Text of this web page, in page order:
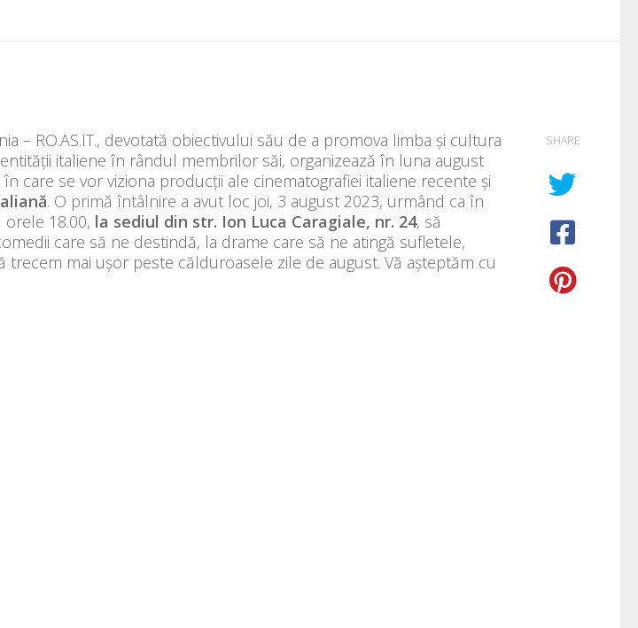
– RO.AS.IT., devotată obiectivului său de a promova limba și cultura
italiene în rândul membrilor săi, organizează în luna august
care se vor viziona producții ale cinematografiei italiene recente și
. O primă întâlnire a avut loc joi, 3 august 2023, urmând ca în
18.00, la sediul din str. Ion Luca Caragiale, nr. 24, să
care să ne destindă, la drame care să ne atingă sufletele,
trecem mai ușor peste călduroasele zile de august. Vă așteptăm cu
SHARE